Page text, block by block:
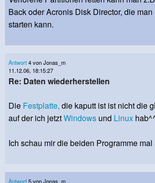
Back oder Acronis Disk Director, die
starten kann.
Antwort4 von Jonas_m
11.12.06, 18:15:27
Re: Daten wiederherstellen
Die Festplatte, die kaputt ist ist nicht die
auf der ich jetztWindows und Linux
Ich schau mir die beiden Programme mal
Antwort5 von Jonas_m